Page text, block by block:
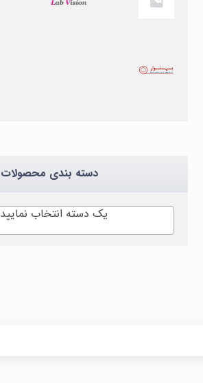
دسته بندی محصولات
یک دسته انتخاب نمایید